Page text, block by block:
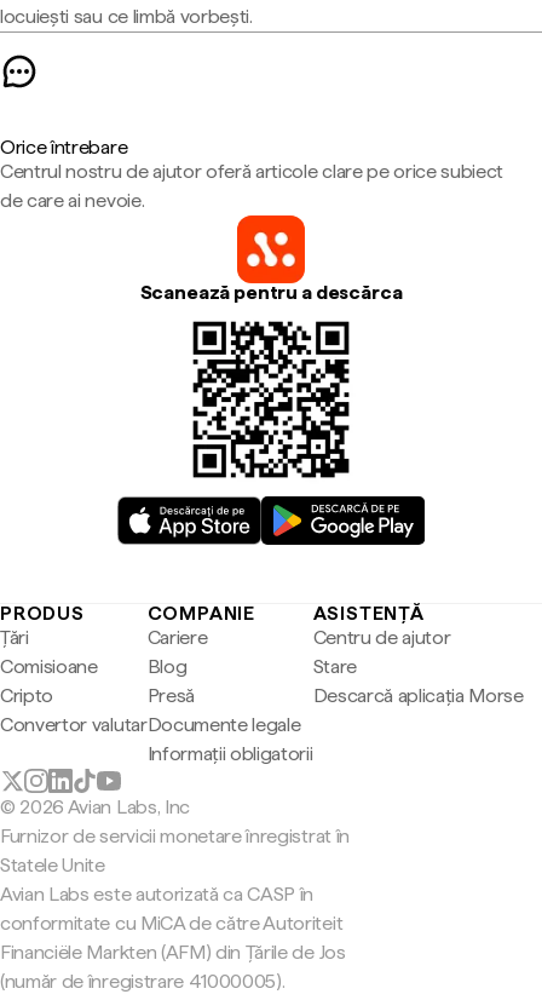
locuiești sau ce limbă vorbești.
Orice întrebare
Centrul nostru de ajutor oferă articole clare pe orice subiect
de care ai nevoie.
Scanează pentru a descărca
PRODUS
Țări
Comisioane
Cripto
Convertor valutar
COMPANIE
Cariere
Blog
Presă
Documente legale
Informații obligatorii
ASISTENȚĂ
Centru de ajutor
Stare
Descarcă aplicația Morse
© 2026 Avian Labs, Inc
Furnizor de servicii monetare înregistrat în
Statele Unite
Avian Labs este autorizată ca CASP în
conformitate cu MiCA de către Autoriteit
Financiële Markten (AFM) din Țările de Jos
(număr de înregistrare 41000005).